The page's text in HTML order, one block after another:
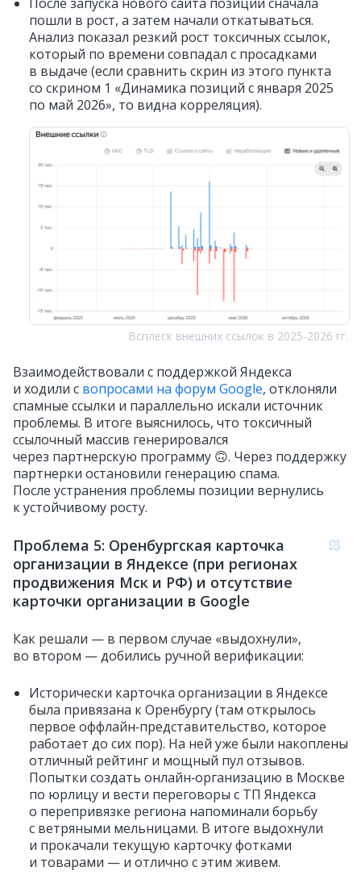
пошли в рост, а затем начали откатываться.
Анализ показал резкий рост токсичных ссылок,
который по времени совпадал с просадками
в выдаче (если сравнить скрин из этого пункта
со скрином 1 «Динамика позиций с января 2025
по май 2026», то видна корреляция).
Всплеск внешних ссылок в 2025‑2026 гг.
Взаимодействовали с поддержкой Яндекса
и ходили с вопросами на форум Google, отклоняли
спамные ссылки и параллельно искали источник
проблемы. В итоге выяснилось, что токсичный
ссылочный массив генерировался
через партнерскую программу 🙃. Через поддержку
партнерки остановили генерацию спама.
После устранения проблемы позиции вернулись
к устойчивому росту.
Проблема 5: Оренбургская карточка
организации в Яндексе (при регионах
продвижения Мск и РФ) и отсутствие
карточки организации в Google
Как решали — в первом случае «выдохнули»,
во втором — добились ручной верификации:
Исторически карточка организации в Яндексе
была привязана к Оренбургу (там открылось
первое оффлайн‑представительство, которое
работает до сих пор). На ней уже были накоплены
отличный рейтинг и мощный пул отзывов.
Попытки создать онлайн‑организацию в Москве
по юрлицу и вести переговоры с ТП Яндекса
о перепривязке региона напоминали борьбу
с ветряными мельницами. В итоге выдохнули
и прокачали текущую карточку фотками
и товарами — и отлично с этим живем.